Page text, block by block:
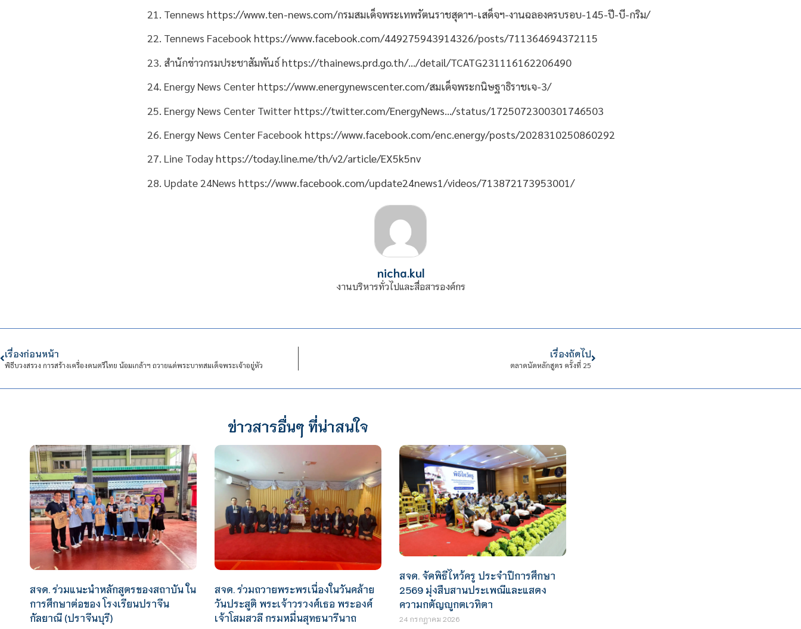
21. Tennews https://www.ten-news.com/กรมสมเด็จพระเทพรัตนราชสุดาฯ-เสด็จฯ-งานฉลองครบรอบ-145-ปี-บี-กริม/
22. Tennews Facebook https://www.facebook.com/449275943914326/posts/711364694372115
23. สำนักข่าวกรมประชาสัมพันธ์https://thainews.prd.go.th/…/detail/TCATG231116162206490
24. Energy News Center https://www.energynewscenter.com/สมเด็จพระกนิษฐาธิราชเจ-3/
25. Energy News Center Twitter https://twitter.com/EnergyNews…/status/1725072300301746503
26. Energy News Center Facebook https://www.facebook.com/enc.energy/posts/2028310250860292
27. Line Today https://today.line.me/th/v2/article/EX5k5nv
28. Update 24News https://www.facebook.com/update24news1/videos/713872173953001/
nicha.kul
งานบริหารทั่วไปและสื่อสารองค์กร
เรื่องก่อนหน้า
พิธีบวงสรวง การสร้างเครื่องดนตรีไทย น้อมเกล้าฯ ถวายแด่พระบาทสมเด็จพระเจ้าอยู่หัว
เรื่องถัดไป
ตลาดนัดหลักสูตร ครั้งที่ 25
ข่าวสารอื่นๆ ที่น่าสนใจ
สจด. ร่วมแนะนำหลักสูตรของสถาบัน ใน
การศึกษาต่อของ โรงเรียนปราจีน
กัลยาณี (ปราจีนบุรี)
สจด. ร่วมถวายพระพรเนื่องในวันคล้าย
วันประสูติ พระเจ้าวรวงศ์เธอ พระองค์
เจ้าโสมสวลี กรมหมื่นสุทธนารีนาถ
สจด. จัดพิธีไหว้ครู ประจำปีการศึกษา
2569 มุ่งสืบสานประเพณีและแสดง
ความกตัญญูกตเวทิตา
24 กรกฎาคม 2026